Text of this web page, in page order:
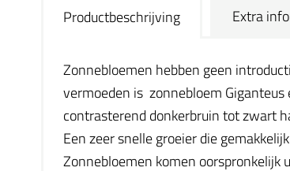
Productbeschrijving Extra
Zonnebloemen hebben geen
vermoeden is zonnebloem
contrasterend donkerbruin tot zwart
Een zeer snelle groeier die
Zonnebloemen komen oorspronkelijk